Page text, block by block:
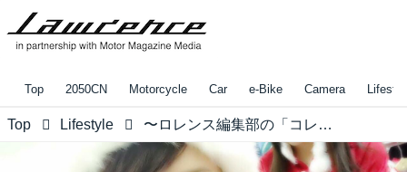
Top 2050CN Motorcycle Car e-Bike Camera
Top Lifestyle 〜ロレンス編集部の「コレがしたいアレが欲しい November in 2017」秋もクリスマスも欲張りたい！【水曜日のミク様特別編】